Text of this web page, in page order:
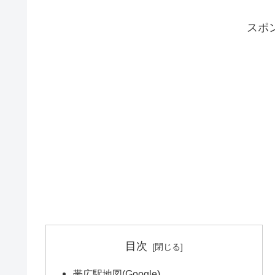
スポ
目次